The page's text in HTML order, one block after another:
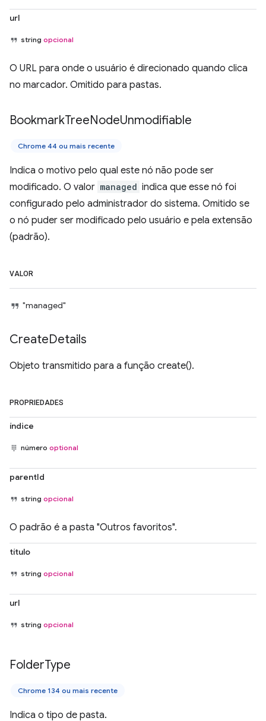
url
string opcional
O URL para onde o usuário é direcionado quando clica
no marcador. Omitido para pastas.
BookmarkTreeNodeUnmodifiable
Chrome 44 ou mais recente
Indica o motivo pelo qual este nó não pode ser
modificado. O valor managed indica que esse nó foi
configurado pelo administrador do sistema. Omitido se
o nó puder ser modificado pelo usuário e pela extensão
(padrão).
VALOR
"managed"
CreateDetails
Objeto transmitido para a função create().
PROPRIEDADES
índice
número optional
parentId
string opcional
O padrão é a pasta "Outros favoritos".
título
string opcional
url
string opcional
FolderType
Chrome 134 ou mais recente
Indica o tipo de pasta.